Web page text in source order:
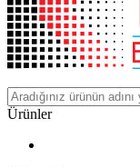
Ürünler